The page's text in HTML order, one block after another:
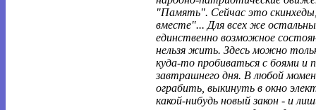
"Память". Сейчас это
вместе"... Для всех же
единственно возможное
нельзя жить. Здесь можно
куда-то пробиваться с боями и
завтрашнего дня. В любой
ограбить, выкинуть в окно
какой-нибудь новый закон - и